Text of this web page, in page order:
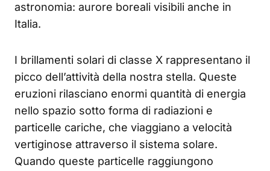
astronomia: aurore boreali visibili anche in
Italia.
I brillamenti solari di classe X rappresentano il
picco dell’attività della nostra stella. Queste
eruzioni rilasciano enormi quantità di energia
nello spazio sotto forma di radiazioni e
particelle cariche, che viaggiano a velocità
vertiginose attraverso il sistema solare.
Quando queste particelle raggiungono